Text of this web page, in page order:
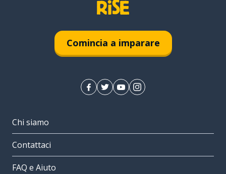
Comincia a imparare
Chi siamo
Contattaci
FAQ e Aiuto